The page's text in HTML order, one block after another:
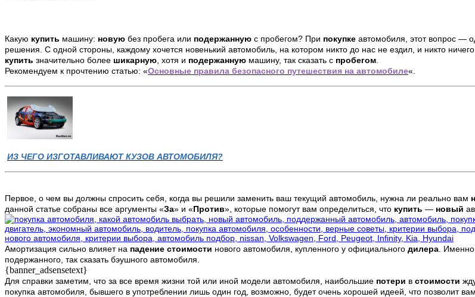
Какую купить машину: новую без пробега или подержанную с пробегом? При покупке автомобиля, этот вопрос —
решения . С одной стороны, каждому хочется новенький автомобиль, на котором никто до нас не ездил, и никто
купить значительно более шикарную , хотя и подержанную машину, так сказать с пробегом
Рекомендуем к прочтению статью: «Основные правила безопасного путешествия на автомобиле«.
ИЗ ЧЕГО ИЗГОТАВЛИВАЮТ КУЗОВ АВТОМОБИЛЯ?
Первое, о чем вы должны спросить себя, когда вы решили заменить ваш текущий автомобиль, нужна ли реально вам
данной статье собраны все аргументы «За» и «Против», которые помогут вам определиться, что купить — новый
Амортизация сильно влияет на падение стоимости нового автомобиля, купленного у официального дилера .
подержанного, так сказать бэушного автомобиля.
{banner_adsensetext}
Для справки заметим, что за все время жизни той или иной модели автомобиля, наибольшие потери в стоимости
покупка автомобиля, бывшего в употреблении лишь один год, возможно, будет очень хорошей идеей, что позволит вам